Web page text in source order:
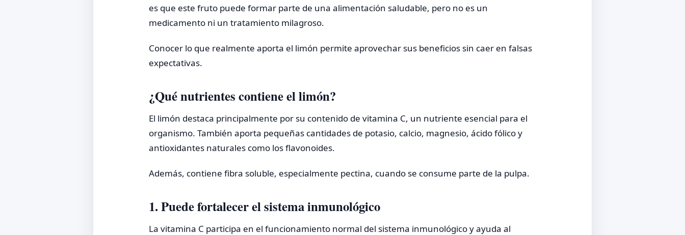
es que este fruto puede formar parte de una alimentación saludable, pero no es un
medicamento ni un tratamiento milagroso.
Conocer lo que realmente aporta el limón permite aprovechar sus beneficios sin caer en falsas
expectativas.
¿Qué nutrientes contiene el limón?
El limón destaca principalmente por su contenido de vitamina C, un nutriente esencial para el
organismo. También aporta pequeñas cantidades de potasio, calcio, magnesio, ácido fólico y
antioxidantes naturales como los flavonoides.
Además, contiene fibra soluble, especialmente pectina, cuando se consume parte de la pulpa.
1. Puede fortalecer el sistema inmunológico
La vitamina C participa en el funcionamiento normal del sistema inmunológico y ayuda al